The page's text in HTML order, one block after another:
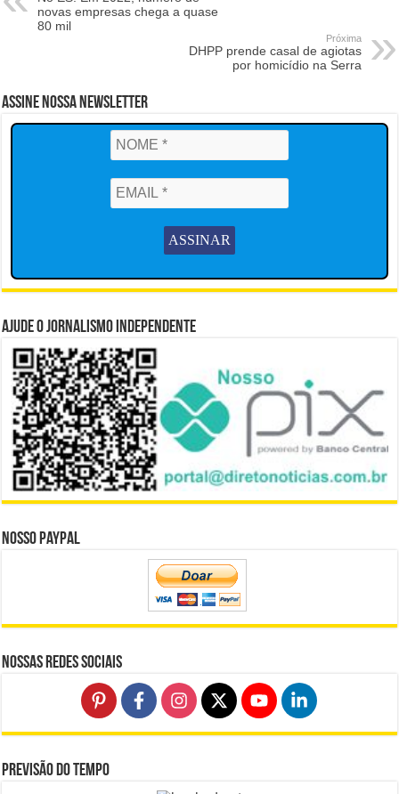
novas empresas chega a quase
80 mil
Próxima
DHPP prende casal de agiotas
por homicídio na Serra
Assine Nossa Newsletter
Ajude o Jornalismo Independente
Nosso Paypal
Nossas Redes Sociais
Previsão do Tempo